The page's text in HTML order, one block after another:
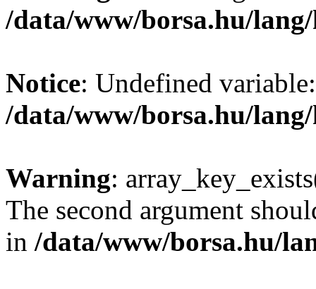
/data/www/borsa.hu/
Notice: Undefined
/data/www/borsa.hu/
Warning:
The second argument
in /data/www/borsa.hu/